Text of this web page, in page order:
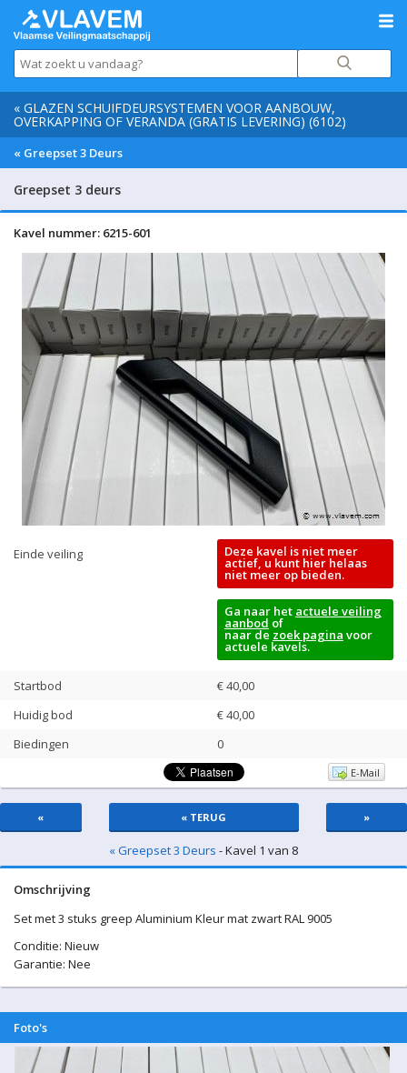
« GLAZEN SCHUIFDEURSYSTEMEN VOOR AANBOUW,
OVERKAPPING OF VERANDA (GRATIS LEVERING) (6102)
« Greepset 3 Deurs
Greepset 3 deurs
Kavel nummer: 6215-601
Einde veiling Deze kavel is niet meer
actief, u kunt hier helaas
niet meer op bieden.
Ga naar het actuele veiling
aanbod of
naar de zoek pagina voor
actuele kavels.
Startbod
€ 40,00
Huidig bod
€40,00
Biedingen
0
E-Mail
« « TERUG »
« Greepset 3 Deurs - Kavel 1 van 8
Omschrijving
Set met 3 stuks greep Aluminium Kleur mat zwart RAL 9005
Conditie: Nieuw
Garantie: Nee
Foto's